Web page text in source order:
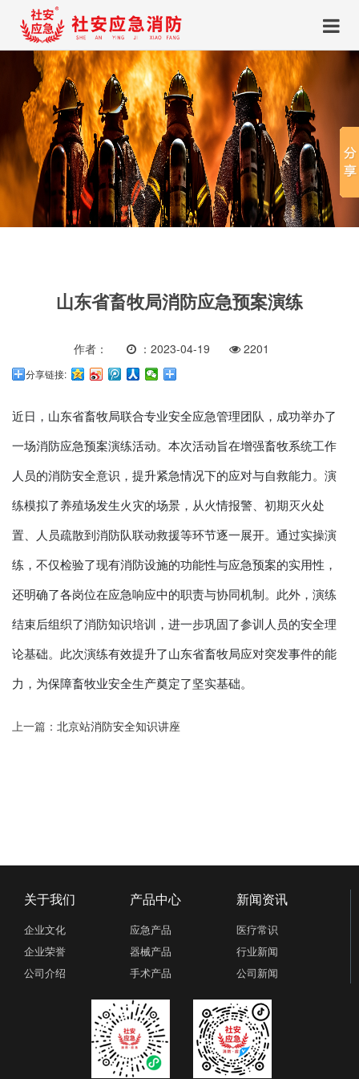
山东省畜牧局消防应急预案演练
作者： ：2023-04-19 2201
分享链接:
近日，山东省畜牧局联合专业安全应急管理团队，成功举办了
一场消防应急预案演练活动。本次活动旨在增强畜牧系统工作
人员的消防安全意识，提升紧急情况下的应对与自救能力。演
练模拟了养殖场发生火灾的场景，从火情报警、初期灭火处
置、人员疏散到消防队联动救援等环节逐一展开。通过实操演
练，不仅检验了现有消防设施的功能性与应急预案的实用性，
还明确了各岗位在应急响应中的职责与协同机制。此外，演练
结束后组织了消防知识培训，进一步巩固了参训人员的安全理
论基础。此次演练有效提升了山东省畜牧局应对突发事件的能
力，为保障畜牧业安全生产奠定了坚实基础。
上一篇： 北京站消防安全知识讲座
关于我们
企业文化
企业荣誉
公司介绍
产品中心
应急产品
器械产品
手术产品
新闻资讯
医疗常识
行业新闻
公司新闻